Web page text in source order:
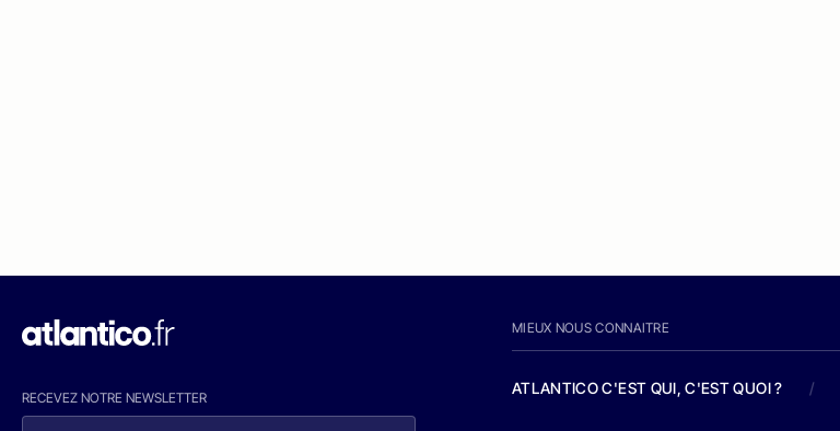
RECEVEZ NOTRE NEWSLETTER
MIEUX NOUS CONNAITRE
ATLANTICO C'EST QUI, C'EST QUOI ? /